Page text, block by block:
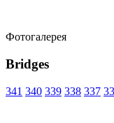
Фотогалерея
Bridges
341 340 339 338 337